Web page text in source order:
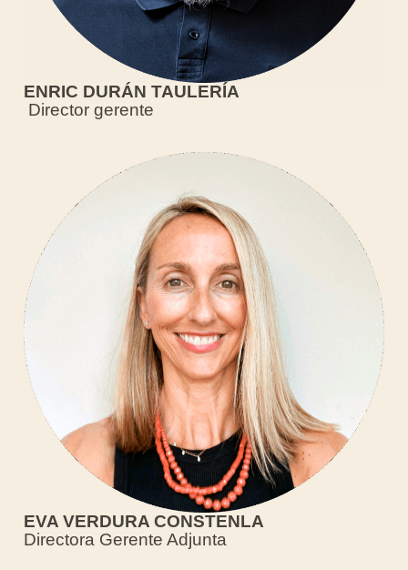
ENRIC DURÁN TAULERÍA
Director gerente
EVA VERDURA CONSTENLA
Directora Gerente Adjunta